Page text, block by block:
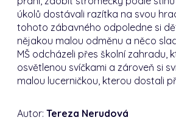
úkolů dostávali razítka na svou
tohoto zábavného odpoledne si
nějakou malou odměnu a něco
MŠ odcházeli přes školní zahradu,
osvětlenou svíčkami a zároveň si
malou lucerničkou, kterou dostali
Autor:Tereza Nerudová